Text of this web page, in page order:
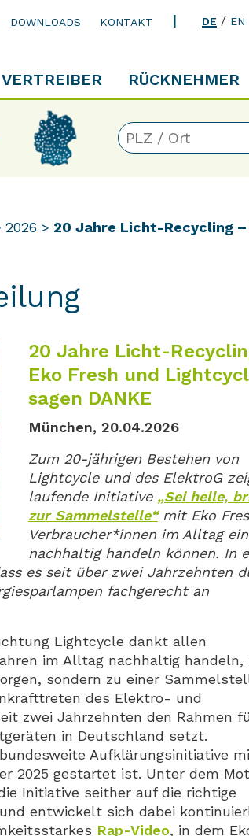
VERTREIBER RÜCKNEHMER
DOWNLOADS KONTAKT DE / EN
2026 20 Jahre Licht-Recycling –
20 Jahre Licht-
Eko Fresh und
sagen DANKE
München, 20.04.2026
Zum 20-jährigen Bestehen von
Lightcycle und des ElektroG
laufende Initiative „Sei helle,
zur Sammelstelle“mit Eko
Verbraucher*innen im Alltag
nachhaltig handeln können. In
es seit über zwei Jahrzehnten
fachgerecht an
Lightcycle dankt allen
im Alltag nachhaltig handeln,
sondern zu einer
des Elektro- und
zwei Jahrzehnten den Rahmen
in Deutschland setzt.
Aufklärungsinitiative
2025 gestartet ist. Unter dem
Initiative seither auf die richtige
entwickelt sich dabei
Rap-Video, in dem